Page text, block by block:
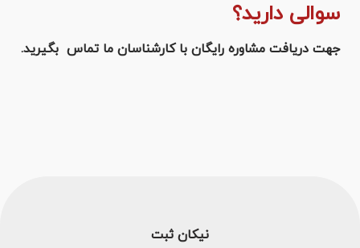
سوالی دارید؟
جهت دریافت مشاوره رایگان با کارشناسان ما تماس بگیرید.
نیکان ثبت